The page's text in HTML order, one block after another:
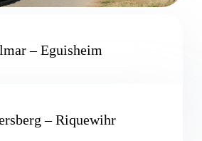
– Eguisheim
– Riquewihr